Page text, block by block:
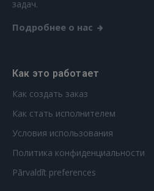
задач.
Подробнее о нас
Как это работает
Как создать заказ
Как стать исполнителем
Условия использования
Политика конфиденциальности
Pārvaldīt preferences